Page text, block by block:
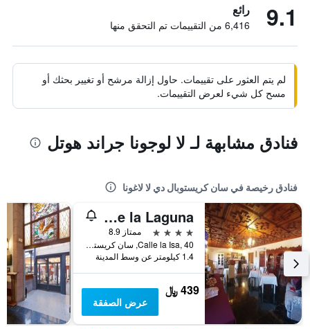
9.1 رائع
6,416 من التقييمات تم التحقق منها
لم يتم العثور على تقييمات. حاول إزالة مرشح أو تغيير بحثك أو
مسح كل شيء لعرض التقييمات.
فنادق مشابهة لـ لا لوجونا جراند هوتل
فنادق رخيصة في سان كريستوبال دي لا لاغونا
Il Sogno di Gio de la Laguna
4 نجوم
ممتاز 8.9
Calle la Isa, 40, سان كريستوبال دي لا لاغونا, تنريف, أسبانيا
1.4 كيلومتر عن وسط المدينة
439 ﷼
عرض الصفقة